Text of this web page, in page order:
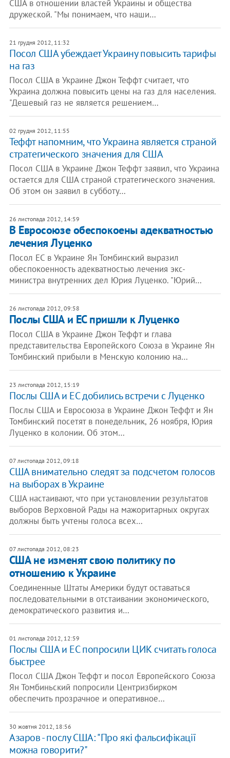
США в отношении властей Украины и общества
дружеской. "Мы понимаем, что наши…
21 грудня 2012, 11:32
Посол США убеждает Украину повысить тарифы
на газ
Посол США в Украине Джон Теффт считает, что
Украина должна повысить цены на газ для населения.
"Дешевый газ не является решением…
02 грудня 2012, 11:55
Теффт напомним, что Украина является страной
стратегического значения для США
Посол США в Украине Джон Теффт заявил, что Украина
остается для США страной стратегического значения.
Об этом он заявил в субботу…
26 листопада 2012, 14:59
В Евросоюзе обеспокоены адекватностью
лечения Луценко
Посол ЕС в Украине Ян Томбинский выразил
обеспокоенность адекватностью лечения экс-
министра внутренних дел Юрия Луценко. "Юрий…
26 листопада 2012, 09:58
Послы США и ЕС пришли к Луценко
Посол США в Украине Джон Теффт и глава
представительства Европейского Союза в Украине Ян
Томбинский прибыли в Менскую колонию на…
23 листопада 2012, 15:19
Послы США и ЕС добились встречи с Луценко
Послы США и Евросоюза в Украине Джон Теффт и Ян
Томбинский посетят в понедельник, 26 ноября, Юрия
Луценко в колонии. Об этом…
07 листопада 2012, 09:18
США внимательно следят за подсчетом голосов
на выборах в Украине
США настаивают, что при установлении результатов
выборов Верховной Рады на мажоритарных округах
должны быть учтены голоса всех…
07 листопада 2012, 08:23
США не изменят свою политику по
отношению к Украине
Соединенные Штаты Америки будут оставаться
последовательными в отстаивании экономического,
демократического развития и…
01 листопада 2012, 12:59
Послы США и ЕС попросили ЦИК считать голоса
быстрее
Посол США Джон Теффт и посол Европейского Союза
Ян Томбиньский попросили Центризбирком
обеспечить прозрачное и оперативное…
30 жовтня 2012, 18:56
Азаров - послу США: "Про які фальсифікації
можна говорити?"